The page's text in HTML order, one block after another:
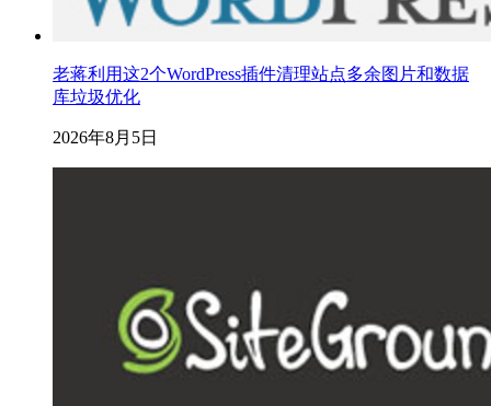
老蒋利用这2个WordPress插件清理站点多余图片和数据
库垃圾优化
2026年8月5日